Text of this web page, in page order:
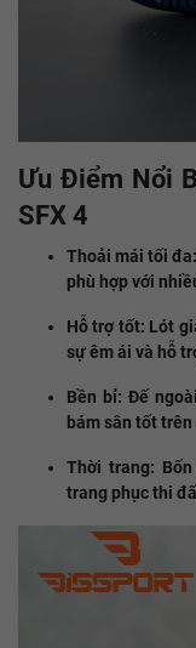
Ưu Điểm Nổi
SFX 4
Thoải mái tối
phù hợp với
Hỗ trợ tốt: Lót
sự êm ái và hỗ
Bền bỉ: Đế
bám sân tốt
Thời trang:
trang phục thi